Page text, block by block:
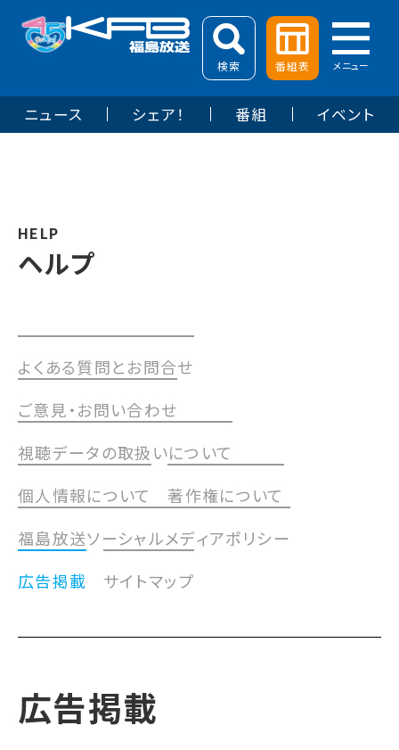
検索 番組表 メニュー
ニュース シェア！ 番組 イベント
HELP
ヘルプ
よくある質問とお問合せ
ご意見・お問い合わせ
視聴データの取扱いについて
個人情報について
著作権について
福島放送ソーシャルメディアポリシー
広告掲載
サイトマップ
広告掲載